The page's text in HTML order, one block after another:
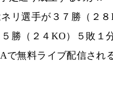
リ選手が３７勝（２
勝（２４KO）５敗１
で無料ライブ配信され